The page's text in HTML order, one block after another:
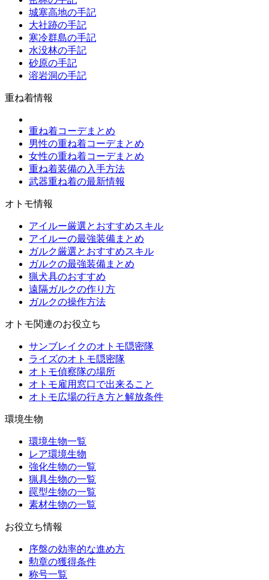
城塞高地の手記
大社跡の手記
寒冷群島の手記
水没林の手記
砂原の手記
溶岩洞の手記
重ね着情報
重ね着コーデまとめ
男性の重ね着コーデまとめ
女性の重ね着コーデまとめ
重ね着装備の入手方法
武器重ね着の最新情報
オトモ情報
アイルー厳選とおすすめスキル
アイルーの最強装備まとめ
ガルク厳選とおすすめスキル
ガルクの最強装備まとめ
猟犬具のおすすめ
遠隔ガルクの作り方
ガルクの操作方法
オトモ関連のお役立ち
サンブレイクのオトモ隠密隊
ライズのオトモ隠密隊
オトモ偵察隊の場所
オトモ雇用窓口で出来ること
オトモ広場の行き方と解放条件
環境生物
環境生物一覧
レア環境生物
強化生物の一覧
猟具生物の一覧
罠型生物の一覧
素材生物の一覧
お役立ち情報
序盤の効率的な進め方
勲章の獲得条件
称号一覧